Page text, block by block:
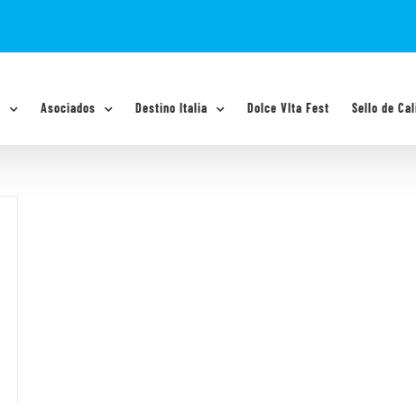
Asociados Destino Italia Dolce VIta Fest Sello de